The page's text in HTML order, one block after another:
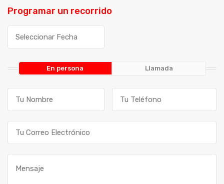
Programar un recorrido
En persona Llamada